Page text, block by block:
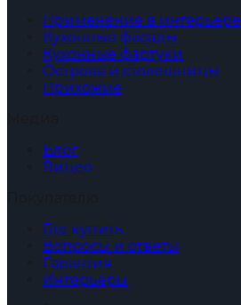
Применение в интерьере
Кухонные фасады
Кухонные фартуки
Острова и столешницы
Прихожие
Блог
Видео
Где купить
Вопросы и ответы
Гарантия
Интерьеры